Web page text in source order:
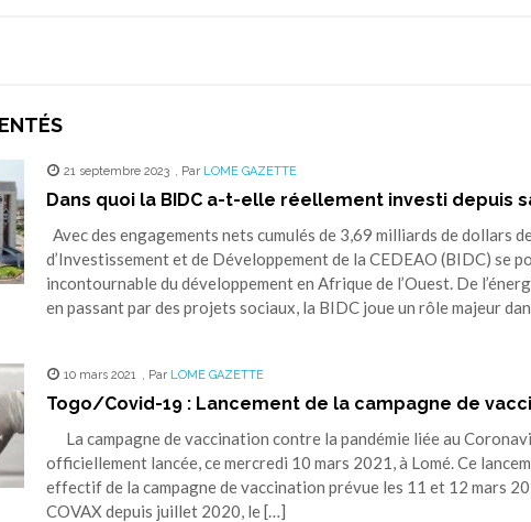
21 septembre 2023 , Par LOME GAZETTE
Dans quoi la BIDC a-t-elle réellement investi depuis
Avec des engagements nets cumulés de 3,69 milliards de dollars
d’Investissement et de Développement de la CEDEAO (BIDC) se
incontournable du développement en Afrique de l’Ouest. De
en passant par des projets sociaux, la BIDC joue un rôle majeur
10 mars 2021 , Par LOME GAZETTE
Togo/Covid-19 : Lancement de la campagne de
La campagne de vaccination contre la pandémie liée au
officiellement lancée, ce mercredi 10 mars 2021, à Lomé. Ce
effectif de la campagne de vaccination prévue les 11 et 12 mars
COVAX depuis juillet 2020, le […]